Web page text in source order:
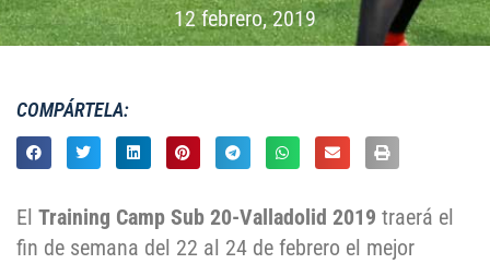
12 febrero, 2019
COMPÁRTELA:
El Training Camp Sub 20-Valladolid 2019 traerá el
fin de semana del 22 al 24 de febrero el mejor